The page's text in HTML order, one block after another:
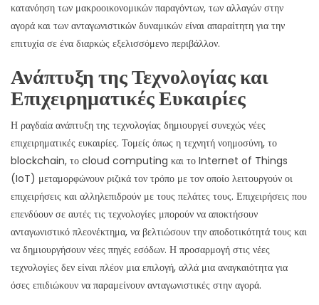
κατανόηση των μακροοικονομικών παραγόντων, των αλλαγών στην
αγορά και των ανταγωνιστικών δυναμικών είναι απαραίτητη για την
επιτυχία σε ένα διαρκώς εξελισσόμενο περιβάλλον.
Ανάπτυξη της Τεχνολογίας και
Επιχειρηματικές Ευκαιρίες
Η ραγδαία ανάπτυξη της τεχνολογίας δημιουργεί συνεχώς νέες
επιχειρηματικές ευκαιρίες. Τομείς όπως η τεχνητή νοημοσύνη, το
blockchain, το cloud computing και το Internet of Things
(IoT) μεταμορφώνουν ριζικά τον τρόπο με τον οποίο λειτουργούν οι
επιχειρήσεις και αλληλεπιδρούν με τους πελάτες τους. Επιχειρήσεις που
επενδύουν σε αυτές τις τεχνολογίες μπορούν να αποκτήσουν
ανταγωνιστικό πλεονέκτημα, να βελτιώσουν την αποδοτικότητά τους και
να δημιουργήσουν νέες πηγές εσόδων. Η προσαρμογή στις νέες
τεχνολογίες δεν είναι πλέον μια επιλογή, αλλά μια αναγκαιότητα για
όσες επιδιώκουν να παραμείνουν ανταγωνιστικές στην αγορά.